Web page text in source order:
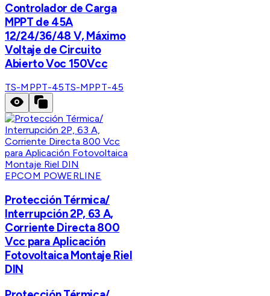
Controlador de Carga
MPPT de 45A
12/24/36/48 V, Máximo
Voltaje de Circuito
Abierto Voc 150Vcc
TS-MPPT-45TS-MPPT-45
EPCOM POWERLINE
Protección Térmica/
Interrupción 2P, 63 A,
Corriente Directa 800
Vcc para Aplicación
Fotovoltaica Montaje Riel
DIN